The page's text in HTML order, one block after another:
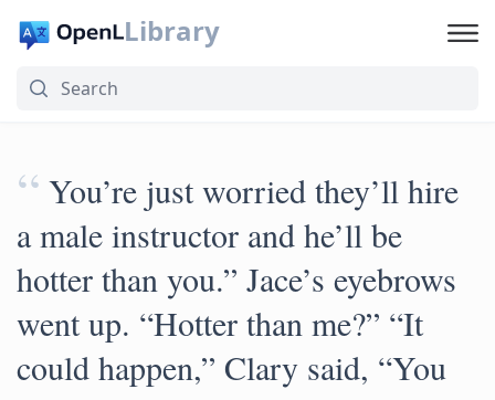
Library
“ You’re just worried they’ll hire
a male instructor and he’ll be
hotter than you.” Jace’s eyebrows
went up. “Hotter than me?” “It
could happen,” Clary said, “You